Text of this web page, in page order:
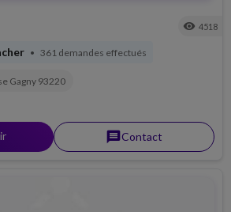
visibility 4518
• 361 demandes effectués
Gagny 93220
messageContact